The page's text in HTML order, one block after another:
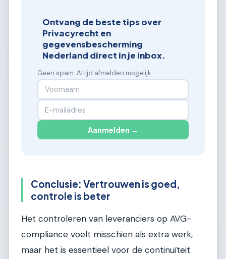
Ontvang de beste tips over
Privacyrecht en
gegevensbescherming
Nederland direct in je inbox.
Geen spam. Altijd afmelden mogelijk.
Aanmelden →
Conclusie: Vertrouwen is goed,
controle is beter
Het controleren van leveranciers op AVG-
compliance voelt misschien als extra werk,
maar het is essentieel voor de continuïteit